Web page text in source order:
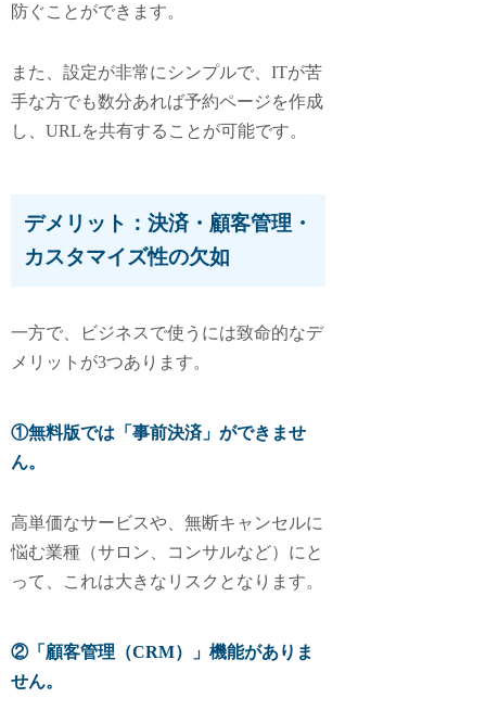
防ぐことができます。
また、設定が非常にシンプルで、ITが苦
手な方でも数分あれば予約ページを作成
し、URLを共有することが可能です。
デメリット：決済・顧客管理・
カスタマイズ性の欠如
一方で、ビジネスで使うには致命的なデ
メリットが3つあります。
①無料版では「事前決済」ができませ
ん。
高単価なサービスや、無断キャンセルに
悩む業種（サロン、コンサルなど）にと
って、これは大きなリスクとなります。
②「顧客管理（CRM）」機能がありま
せん。